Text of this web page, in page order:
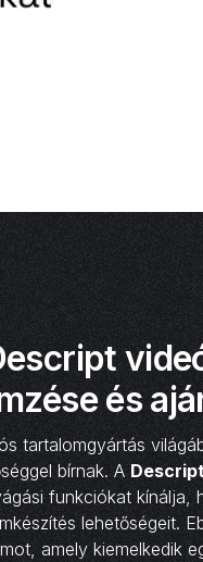
és
tartalomgyártás
bírnak. A
funkciókat kínálja,
lehetőségeit.
amely kiemelkedik